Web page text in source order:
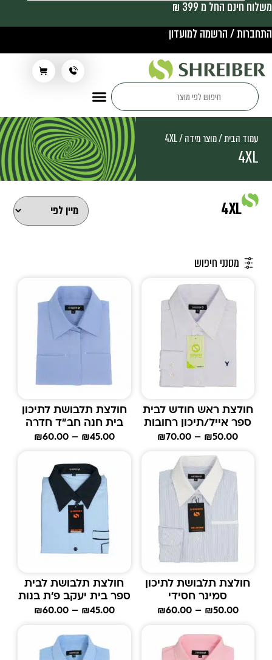
משלוח חינם החל מ 399 ₪
התחברות / הרשמה למועדון
עמוד הבית/ מוצר מידה / 4XL
4XL
4XL
מסנני חיפוש
חולצת ראש חודש לבית
ספר אייל/תיכון רחובות
₪50.00
–
₪70.00
חולצת תלבושת לתיכון
בית חנה חב"ד חדרה
₪45.00
–
₪60.00
חולצת תלבושת לתיכון
סמינר חסידי
₪50.00
–
₪60.00
חולצת תלבושת לבית
ספר בית יעקב פ'ת בנות
₪45.00
–
₪60.00